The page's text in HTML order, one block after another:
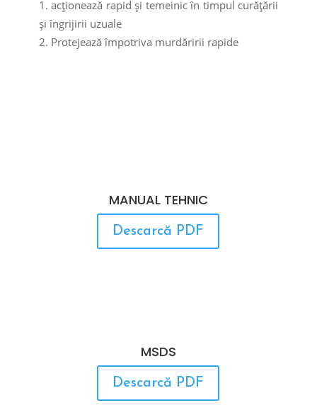
acționează rapid și temeinic în timpul curățării
și îngrijirii uzuale
Protejează împotriva murdăririi rapide
MANUAL TEHNIC
Descarcă PDF
MSDS
Descarcă PDF